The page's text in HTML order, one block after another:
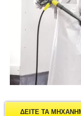
ΔΕΙΤΕ ΤΑ